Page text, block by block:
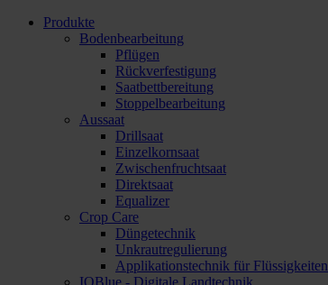
Produkte
Bodenbearbeitung
Pflügen
Rückverfestigung
Saatbettbereitung
Stoppelbearbeitung
Aussaat
Drillsaat
Einzelkornsaat
Zwischenfruchtsaat
Direktsaat
Equalizer
Crop Care
Düngetechnik
Unkrautregulierung
Applikationstechnik für Flüssigkeiten
IQBlue - Digitale Landtechnik